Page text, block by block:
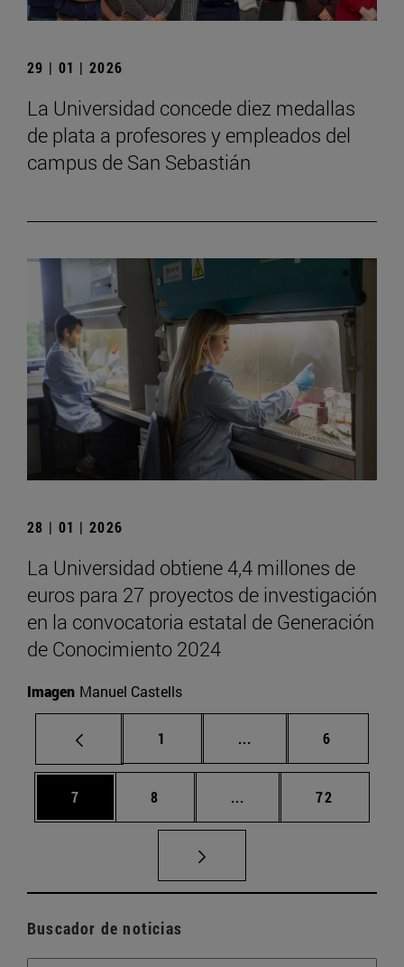
29 | 01 | 2026
La Universidad concede diez medallas
de plata a profesores y empleados del
campus de San Sebastián
28 | 01 | 2026
La Universidad obtiene 4,4 millones de
euros para 27 proyectos de investigación
en la convocatoria estatal de Generación
de Conocimiento 2024
Imagen Manuel Castells
Página
1 ... Páginas intermedias
Página
6
Página
7 Página
8 ... Páginas intermedias
Página
72
Buscador de noticias